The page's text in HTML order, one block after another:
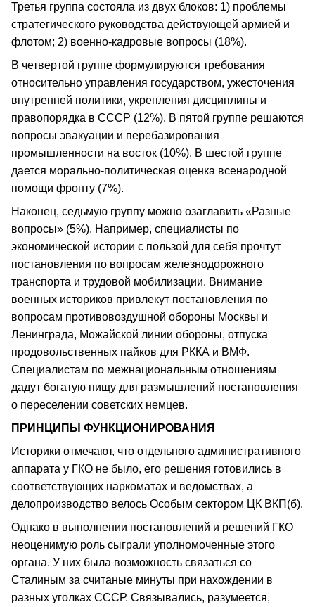
Третья группа состояла из двух блоков: 1) проблемы
стратегического руководства действующей армией и
флотом; 2) военно-кадровые вопросы (18%).
В четвертой группе формулируются требования
относительно управления государством, ужесточения
внутренней политики, укрепления дисциплины и
правопорядка в СССР (12%). В пятой группе решаются
вопросы эвакуации и перебазирования
промышленности на восток (10%). В шестой группе
дается морально-политическая оценка всенародной
помощи фронту (7%).
Наконец, седьмую группу можно озаглавить «Разные
вопросы» (5%). Например, специалисты по
экономической истории с пользой для себя прочтут
постановления по вопросам железнодорожного
транспорта и трудовой мобилизации. Внимание
военных историков привлекут постановления по
вопросам противовоздушной обороны Москвы и
Ленинграда, Можайской линии обороны, отпуска
продовольственных пайков для РККА и ВМФ.
Специалистам по межнациональным отношениям
дадут богатую пищу для размышлений постановления
о переселении советских немцев.
ПРИНЦИПЫ ФУНКЦИОНИРОВАНИЯ
Историки отмечают, что отдельного административного
аппарата у ГКО не было, его решения готовились в
соответствующих наркоматах и ведомствах, а
делопроизводство велось Особым сектором ЦК ВКП(б).
Однако в выполнении постановлений и решений ГКО
неоценимую роль сыграли уполномоченные этого
органа. У них была возможность связаться со
Сталиным за считаные минуты при нахождении в
разных уголках СССР. Связывались, разумеется,